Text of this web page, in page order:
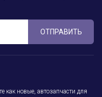
ОТПРАВИТЬ
как новые, автозапчасти для